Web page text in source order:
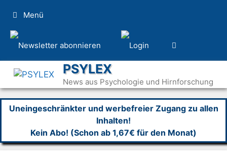
Inhalt
springen
Menü
PSYLEX
News aus Psychologie und Hirnforschung
Uneingeschränkter und werbefreier Zugang zu allen
Inhalten!
Kein Abo! (Schon ab 1,67€ für den Monat)